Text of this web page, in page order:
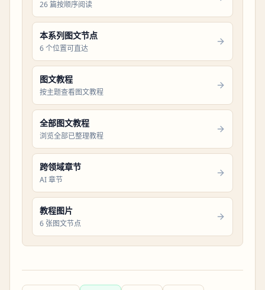
26 篇按顺序阅读
本系列图文节点
6 个位置可直达
图文教程
按主题查看图文教程
全部图文教程
浏览全部已整理教程
跨领域章节
AI 章节
教程图片
6 张图文节点